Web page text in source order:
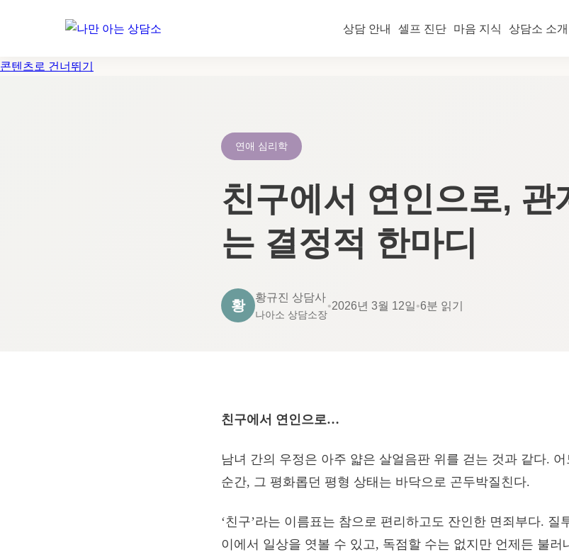
콘텐츠로 건너뛰기
상담 안내 셀프 진단 마음 지식 상담소 소개
연애 심리학
친구에서 연인으로, 관
는 결정적 한마디
황
황규진 상담사
나아소 상담소장
•2026년 3월 12일•6분 읽기
친구에서 연인으로…
남녀 간의 우정은 아주 얇은 살얼음판 위를 걷는 것과 같다.
순간, 그 평화롭던 평형 상태는 바닥으로 곤두박질친다.
‘친구’라는 이름표는 참으로 편리하고도 잔인한 면죄부다. 질
이에서 일상을 엿볼 수 있고, 독점할 수는 없지만 언제든 불러